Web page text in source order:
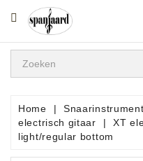
CATEGORIE
Home
In
De
Regio
Home
electrisch gitaar
XT
light/regular bottom